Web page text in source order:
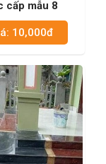
cấp mẫu 8
10,000đ